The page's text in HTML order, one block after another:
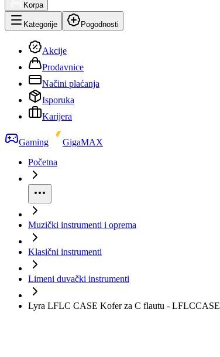
Korpa
Kategorije Pogodnosti
Akcije
Prodavnice
Načini plaćanja
Isporuka
Karijera
Gaming
GigaMAX
Početna
Muzički instrumenti i oprema
Klasični instrumenti
Limeni duvački instrumenti
Lyra LFLC CASE Kofer za C flautu - LFLCCASE